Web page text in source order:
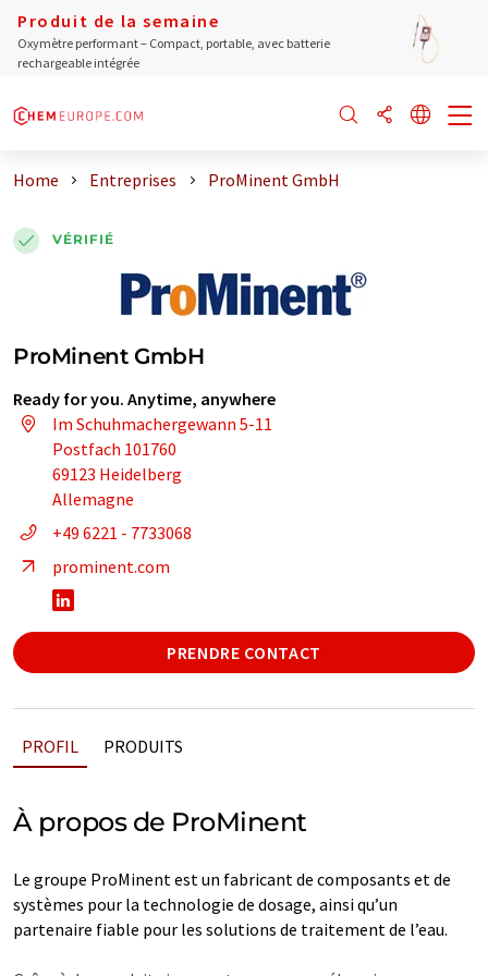
Produit de la semaine
Oxymètre performant – Compact, portable, avec batterie
rechargeable intégrée
Home Entreprises ProMinent GmbH
VÉRIFIÉ
ProMinent GmbH
Ready for you. Anytime, anywhere
Im Schuhmachergewann 5-11
Postfach 101760
69123 Heidelberg
Allemagne
+49 6221 - 7733068
prominent.com
PRENDRE CONTACT
PROFIL PRODUITS
À propos de ProMinent
Le groupe ProMinent est un fabricant de composants et de
systèmes pour la technologie de dosage, ainsi qu’un
partenaire fiable pour les solutions de traitement de l’eau.